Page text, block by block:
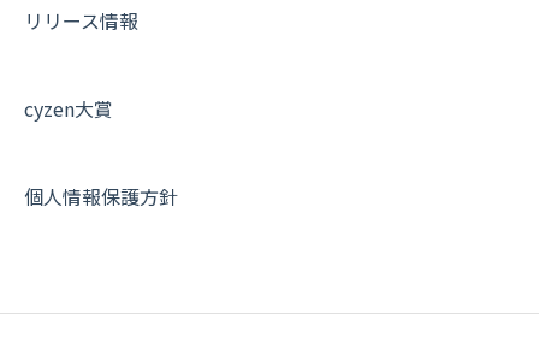
その他よくある質問
リリース情報
cyzen大賞
個人情報保護方針